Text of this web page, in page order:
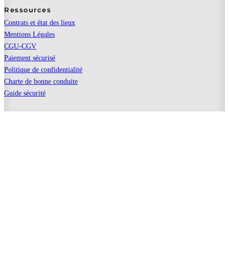
Ressources
Contrats et état des lieux
Mentions Légales
CGU-CGV
Paiement sécurisé
Politique de confidentialité
Charte de bonne conduite
Guide sécurité